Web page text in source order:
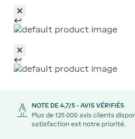
NOTE DE 4,7/5 - AVIS VÉRIFIÉS
Plus de 125 000 avis clients
satisfaction est notre priorité.